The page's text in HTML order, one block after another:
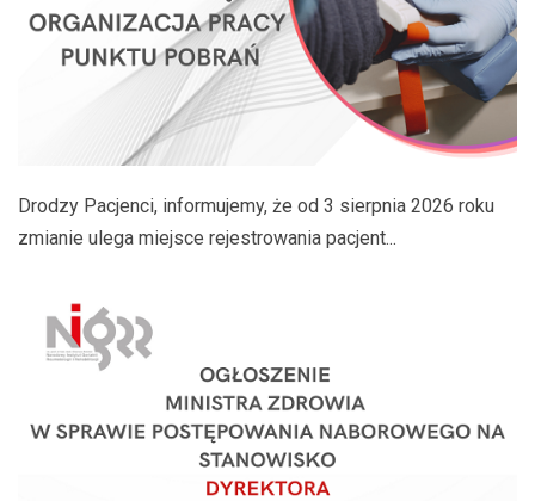
Drodzy Pacjenci, informujemy, że od 3 sierpnia 2026 roku
zmianie ulega miejsce rejestrowania pacjent...